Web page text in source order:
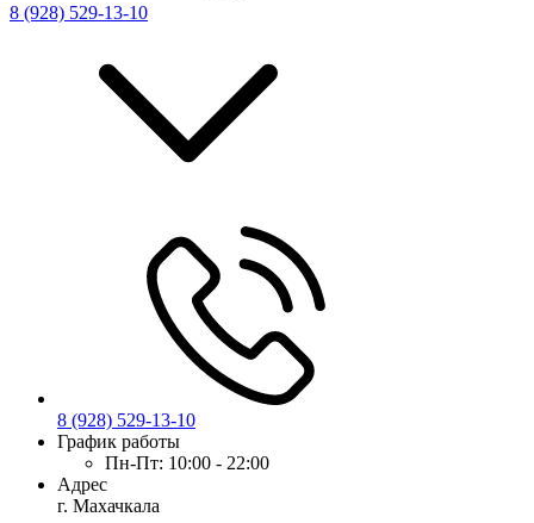
8 (928) 529-13-10
8 (928) 529-13-10
График работы
Пн-Пт: 10:00 - 22:00
Адрес
г. Махачкала